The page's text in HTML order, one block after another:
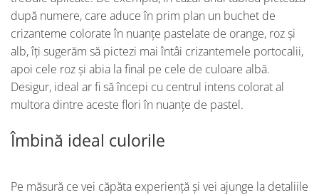
după numere, care aduce în prim plan un buchet de
crizanteme colorate în nuanțe pastelate de orange, roz și
alb, îți sugerăm să pictezi mai întâi crizantemele portocalii,
apoi cele roz și abia la final pe cele de culoare albă.
Desigur, ideal ar fi să începi cu centrul intens colorat al
multora dintre aceste flori în nuanțe de pastel.
Îmbină ideal culorile
Pe măsură ce vei căpăta experiență și vei ajunge la detaliile